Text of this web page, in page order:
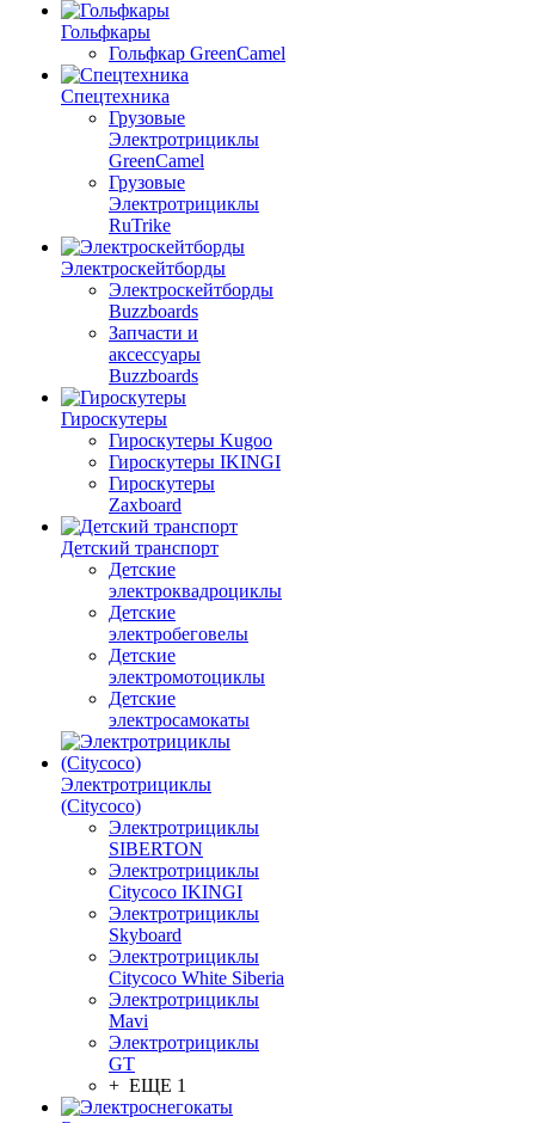
Гольфкары
Гольфкар GreenCamel
Спецтехника
Грузовые
Электротрициклы
GreenCamel
Грузовые
Электротрициклы
RuTrike
Электроскейтборды
Электроскейтборды
Buzzboards
Запчасти и
аксессуары
Buzzboards
Гироскутеры
Гироскутеры Kugoo
Гироскутеры IKINGI
Гироскутеры
Zaxboard
Детский транспорт
Детские
электроквадроциклы
Детские
электробеговелы
Детские
электромотоциклы
Детские
электросамокаты
Электротрициклы
(Citycoco)
Электротрициклы
SIBERTON
Электротрициклы
Citycoco IKINGI
Электротрициклы
Skyboard
Электротрициклы
Citycoco White Siberia
Электротрициклы
Mavi
Электротрициклы
GT
+ ЕЩЕ 1